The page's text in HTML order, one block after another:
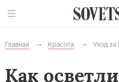
Главная Красота Уход за
Как